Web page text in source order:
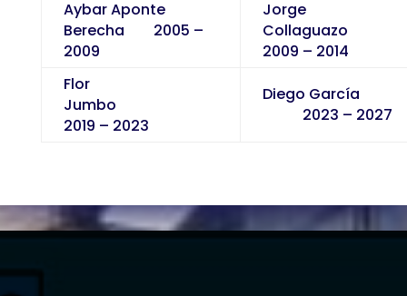
Aybar Aponte
Berecha 2005 –
2009
Jorge
2009 – 2014
Flor
Jumbo
2019 – 2023
Diego García
2023 – 2027